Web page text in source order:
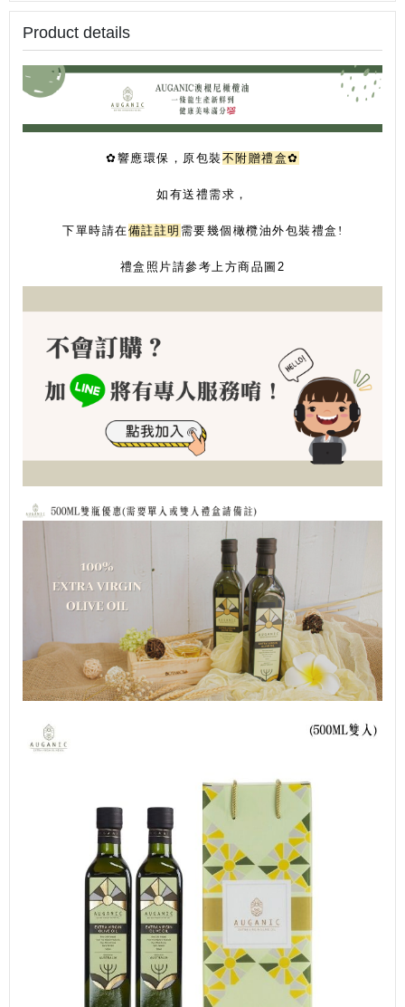
Product details
✿響應環保， 原包裝不附贈禮盒✿
如有送禮需求，
下單時請在備註註明 需要幾個橄欖油外包裝禮盒!
禮盒照片請參考上方商品圖2